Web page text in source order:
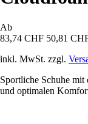
Ab
83,74 CHF 50,81
inkl. MwSt. zzgl.
Sportliche Schuhe
und optimalen